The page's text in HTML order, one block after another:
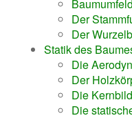
Baumumfeld
Der
Der
Statik des
Die
Der
Die
Die